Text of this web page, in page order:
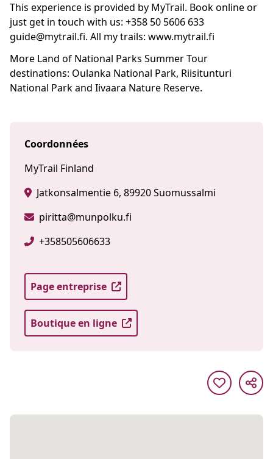
This experience is provided by MyTrail. Book online or
just get in touch with us: +358 50 5606 633
guide@mytrail.fi. All my trails: www.mytrail.fi
More Land of National Parks Summer Tour
destinations: Oulanka National Park, Riisitunturi
National Park and Iivaara Nature Reserve.
Coordonnées
MyTrail Finland
Jatkonsalmentie 6, 89920 Suomussalmi
piritta@munpolku.fi
+358505606633
Page entreprise
Boutique en ligne